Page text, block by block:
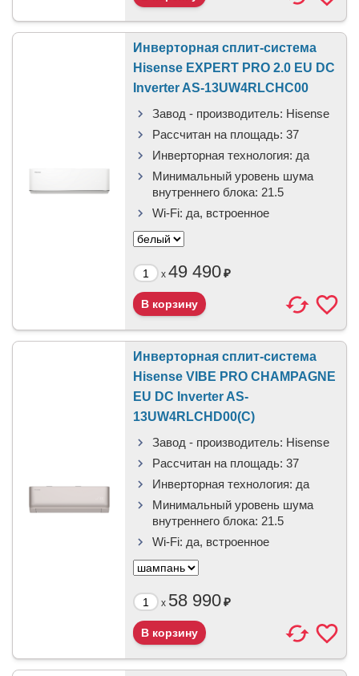
Инверторная сплит-система
Hisense EXPERT PRO 2.0 EU DC
Inverter AS-13UW4RLCHC00
Завод - производитель: Hisense
Рассчитан на площадь: 37
Инверторная технология: да
Минимальный уровень шума
внутреннего блока: 21.5
Wi-Fi: да, встроенное
x 49 490₽
Инверторная сплит-система
Hisense VIBE PRO CHAMPAGNE
EU DC Inverter AS-
13UW4RLCHD00(C)
Завод - производитель: Hisense
Рассчитан на площадь: 37
Инверторная технология: да
Минимальный уровень шума
внутреннего блока: 21.5
Wi-Fi: да, встроенное
x 58 990₽